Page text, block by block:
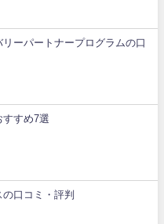
ーパートナープログラムの口
すすめ7選
口コミ・評判